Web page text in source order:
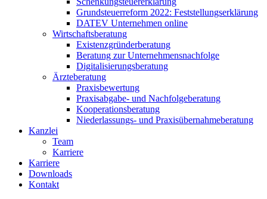
Grundsteuerreform 2022: Feststellungserklärung
DATEV Unternehmen online
Wirtschaftsberatung
Existenzgründerberatung
Beratung zur Unternehmensnachfolge
Digitalisierungsberatung
Ärzteberatung
Praxisbewertung
Praxisabgabe- und Nachfolgeberatung
Kooperationsberatung
Niederlassungs- und Praxisübernahmeberatung
Kanzlei
Team
Karriere
Karriere
Downloads
Kontakt